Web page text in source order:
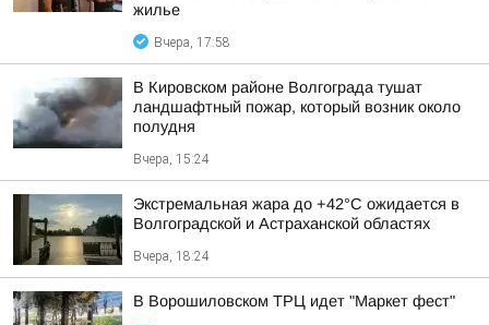
жилье
Вчера, 17:58
В Кировском районе Волгограда тушат
ландшафтный пожар, который возник около
полудня
Вчера, 15:24
Экстремальная жара до +42°C ожидается в
Волгоградской и Астраханской областях
Вчера, 18:24
В Ворошиловском ТРЦ идет "Маркет фест"